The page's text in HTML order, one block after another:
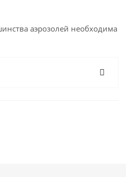
аэрозолей необходима